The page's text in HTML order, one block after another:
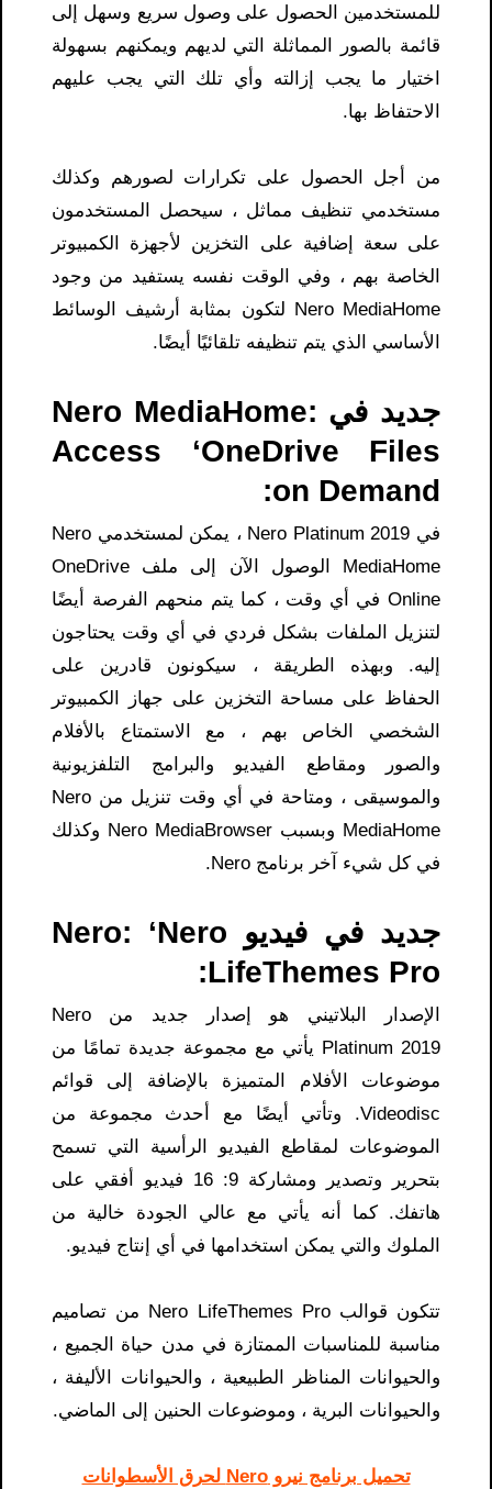
للمستخدمين الحصول على وصول سريع وسهل إلى
قائمة بالصور المماثلة التي لديهم ويمكنهم بسهولة
اختيار ما يجب إزالته وأي تلك التي يجب عليهم
الاحتفاظ بها.
من أجل الحصول على تكرارات لصورهم وكذلك
مستخدمي تنظيف مماثل ، سيحصل المستخدمون
على سعة إضافية على التخزين لأجهزة الكمبيوتر
الخاصة بهم ، وفي الوقت نفسه يستفيد من وجود
Nero MediaHome لتكون بمثابة أرشيف الوسائط
الأساسي الذي يتم تنظيفه تلقائيًا أيضًا.
جديد في Nero MediaHome:
Access ‘OneDrive Files
on Demand:
في Nero Platinum 2019 ، يمكن لمستخدمي Nero
MediaHome الوصول الآن إلى ملف OneDrive
Online في أي وقت ، كما يتم منحهم الفرصة أيضًا
لتنزيل الملفات بشكل فردي في أي وقت يحتاجون
إليه. وبهذه الطريقة ، سيكونون قادرين على
الحفاظ على مساحة التخزين على جهاز الكمبيوتر
الشخصي الخاص بهم ، مع الاستمتاع بالأفلام
والصور ومقاطع الفيديو والبرامج التلفزيونية
والموسيقى ، ومتاحة في أي وقت تنزيل من Nero
MediaHome وبسبب Nero MediaBrowser وكذلك
في كل شيء آخر برنامج Nero.
جديد في فيديو Nero: ‘Nero
LifeThemes Pro:
الإصدار البلاتيني هو إصدار جديد من Nero
Platinum 2019 يأتي مع مجموعة جديدة تمامًا من
موضوعات الأفلام المتميزة بالإضافة إلى قوائم
Videodisc. وتأتي أيضًا مع أحدث مجموعة من
الموضوعات لمقاطع الفيديو الرأسية التي تسمح
بتحرير وتصدير ومشاركة 9: 16 فيديو أفقي على
هاتفك. كما أنه يأتي مع عالي الجودة خالية من
الملوك والتي يمكن استخدامها في أي إنتاج فيديو.
تتكون قوالب Nero LifeThemes Pro من تصاميم
مناسبة للمناسبات الممتازة في مدن حياة الجميع ،
والحيوانات المناظر الطبيعية ، والحيوانات الأليفة ،
والحيوانات البرية ، وموضوعات الحنين إلى الماضي.
تحميل برنامج نيرو Nero لحرق الأسطوانات